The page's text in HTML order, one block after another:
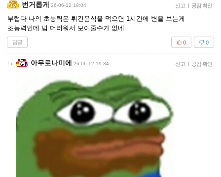
번거롭게 26-06-12 19:04 신고 | 공감 확인
부럽다 나의 초능력은 튀긴음식을 먹으면 1시간에 변을 보는게
초능력인데 넘 더러워서 보여줄수가 없네
답글 0
0
아무로나미에 26-06-12 19:34 신고 | 공감 확인